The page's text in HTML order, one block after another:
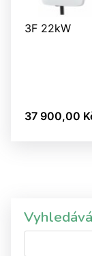
3F 22kW
37 900,00